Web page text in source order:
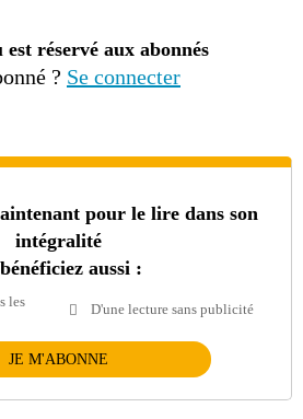
est réservé aux abonnés
? Se connecter
pour le lire dans son
intégralité
aussi :
les
D'une lecture sans publicité
JE M'ABONNE